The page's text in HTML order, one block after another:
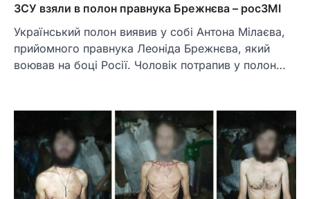
ЗСУ взяли в полон правнука Брежнєва – росЗМІ
Український полон виявив у собі Антона Мілаєва,
прийомного правнука Леоніда Брежнєва, який
воював на боці Росії. Чоловік потрапив у полон…